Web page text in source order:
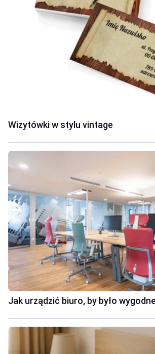
Wizytówki w stylu vintage
Jak urządzić biuro, by było